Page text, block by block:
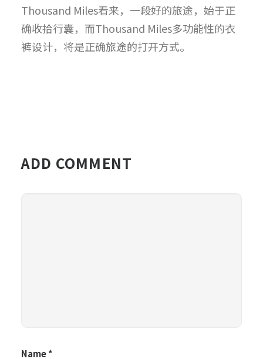
Thousand Miles看来，一段好的旅途，始于正
确收拾行囊，而Thousand Miles多功能性的衣
裤设计，将是正确旅途的打开方式。
ADD COMMENT
Name*